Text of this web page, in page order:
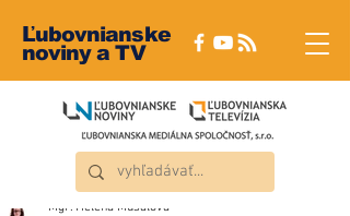
Ľubovnianske
noviny a TV
Mgr. Helena Musalová